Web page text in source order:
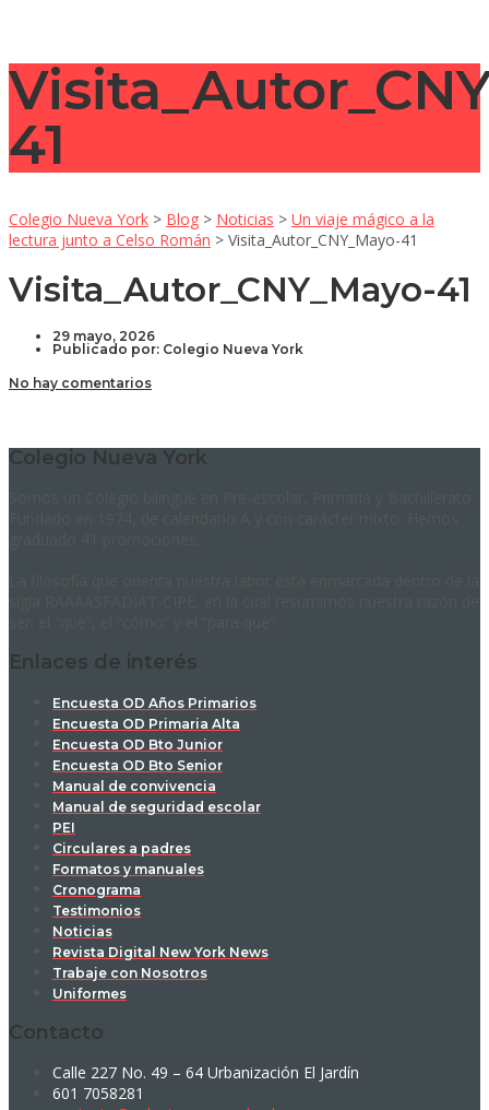
41
Colegio Nueva York > Blog > Noticias > Un viaje mágico a la
lectura junto a Celso Román > Visita_Autor_CNY_Mayo-41
Visita_Autor_CNY_Mayo-41
29 mayo, 2026
Publicado por: Colegio Nueva York
No hay comentarios
Colegio Nueva York
Enlaces de interés
Encuesta OD Años Primarios
Encuesta OD Primaria Alta
Encuesta OD Bto Junior
Encuesta OD Bto Senior
Manual de convivencia
Manual de seguridad escolar
PEI
Circulares a padres
Formatos y manuales
Cronograma
Testimonios
Noticias
Revista Digital New York News
Trabaje con Nosotros
Uniformes
Contacto
Calle 227 No. 49 – 64 Urbanización El Jardín
601 7058281